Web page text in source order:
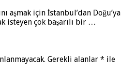
aşmak için İstanbul’dan Doğu’ya
isteyen çok başarılı bir …
Gerekli alanlar * ile